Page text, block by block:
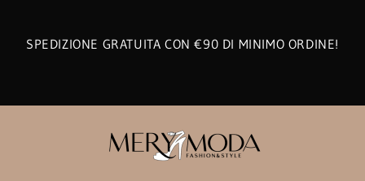
SPEDIZIONE GRATUITA CON €90 DI MINIMO ORDINE!